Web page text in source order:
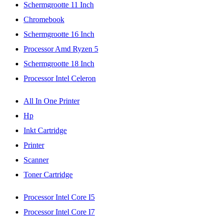
Schermgrootte 11 Inch
Chromebook
Schermgrootte 16 Inch
Processor Amd Ryzen 5
Schermgrootte 18 Inch
Processor Intel Celeron
All In One Printer
Hp
Inkt Cartridge
Printer
Scanner
Toner Cartridge
Processor Intel Core I5
Processor Intel Core I7